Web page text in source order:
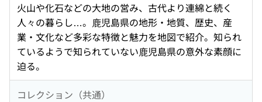
火山や化石などの大地の営み、古代より連綿と続く
人々の暮らし…。鹿児島県の地形・地質、歴史、産
業・文化など多彩な特徴と魅力を地図で紹介。知られ
ているようで知られていない鹿児島県の意外な素顔に
迫る。
コレクション（共通）